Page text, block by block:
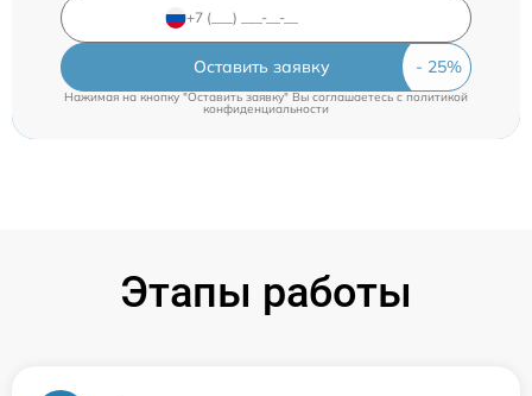
Оставить заявку
Нажимая на кнопку "Оставить заявку" Вы соглашаетесь cполитикой
конфиденциальности
Этапы работы